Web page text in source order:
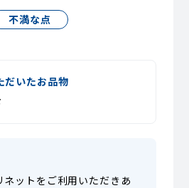
不満な点
だいたお品物
ネットをご利用いただきあ